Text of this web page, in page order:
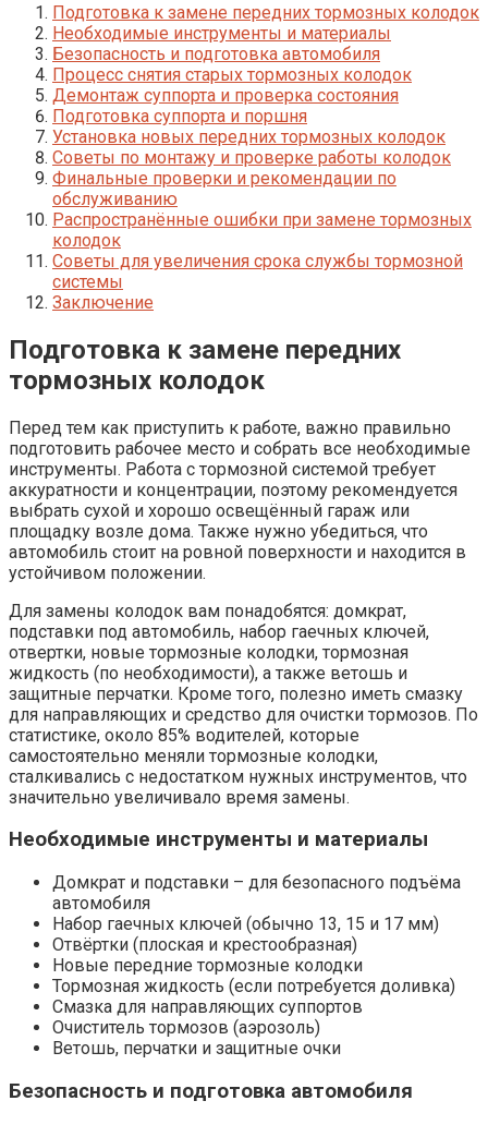
Подготовка к замене передних тормозных колодок
Необходимые инструменты и материалы
Безопасность и подготовка автомобиля
Процесс снятия старых тормозных колодок
Демонтаж суппорта и проверка состояния
Подготовка суппорта и поршня
Установка новых передних тормозных колодок
Советы по монтажу и проверке работы колодок
Финальные проверки и рекомендации по
обслуживанию
Распространённые ошибки при замене тормозных
колодок
Советы для увеличения срока службы тормозной
системы
Заключение
Подготовка к замене передних
тормозных колодок
Перед тем как приступить к работе, важно правильно
подготовить рабочее место и собрать все необходимые
инструменты. Работа с тормозной системой требует
аккуратности и концентрации, поэтому рекомендуется
выбрать сухой и хорошо освещённый гараж или
площадку возле дома. Также нужно убедиться, что
автомобиль стоит на ровной поверхности и находится в
устойчивом положении.
Для замены колодок вам понадобятся: домкрат,
подставки под автомобиль, набор гаечных ключей,
отвертки, новые тормозные колодки, тормозная
жидкость (по необходимости), а также ветошь и
защитные перчатки. Кроме того, полезно иметь смазку
для направляющих и средство для очистки тормозов. По
статистике, около 85% водителей, которые
самостоятельно меняли тормозные колодки,
сталкивались с недостатком нужных инструментов, что
значительно увеличивало время замены.
Необходимые инструменты и материалы
Домкрат и подставки – для безопасного подъёма
автомобиля
Набор гаечных ключей (обычно 13, 15 и 17 мм)
Отвёртки (плоская и крестообразная)
Новые передние тормозные колодки
Тормозная жидкость (если потребуется доливка)
Смазка для направляющих суппортов
Очиститель тормозов (аэрозоль)
Ветошь, перчатки и защитные очки
Безопасность и подготовка автомобиля